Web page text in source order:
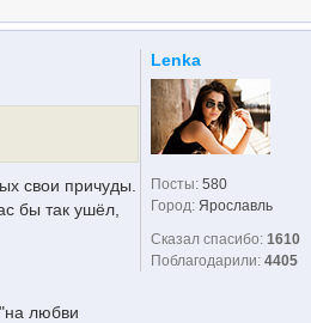
свои причуды.
бы так ушёл,
любви
Lenka
Посты: 580
Город: Ярославль
Сказал спасибо: 1610
Поблагодарили: 4405